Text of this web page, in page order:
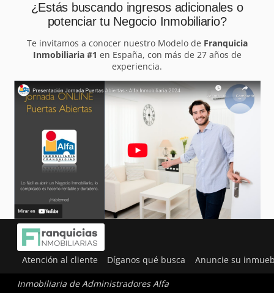
¿Estás buscando ingresos adicionales o
potenciar tu Negocio Inmobiliario?
Te invitamos a conocer nuestro Modelo de Franquicia
Inmobiliaria #1 en España, con más de 27 años de
experiencia.
Atención al cliente Díganos qué busca Anuncie su
Inmobiliaria de Administradores Alfa